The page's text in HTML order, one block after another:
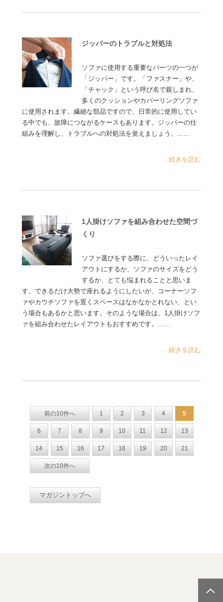
ジッパーのトラブルと対処法
ソファに使用する重要なパーツの一つが
「ジッパー」です。「ファスナー」や、
「チャック」という呼び名で親しまれ、
多くのクッションやカバーリングソファ
に使用されます。繊細な部品ですので、日常的に使用してい
る中でも、故障につながるケースもあります。ジッパーの仕
組みを理解し、トラブルへの対処法を覚えましょう。……
...続きを読む
1人掛けソファを組み合わせた空間づ
くり
ソファ選びをする際に、どういったレイ
アウトにするか、ソファのサイズをどう
するか、とても悩まれることと思いま
す。できるだけ大勢で座れるようにしたいが、コーナーソフ
ァやカウチソファを置くスペースはなかなかとれない、とい
う場合もあるかと思います。そのような場合は、1人掛けソフ
ァを組み合わせたレイアウトもおすすめです。……
...続きを読む
前の10件へ 1 2 3 4 5
6 7 8 9 10 11 12 13
14 15 16 17 18 19 20 21
次の10件へ
マガジントップへ